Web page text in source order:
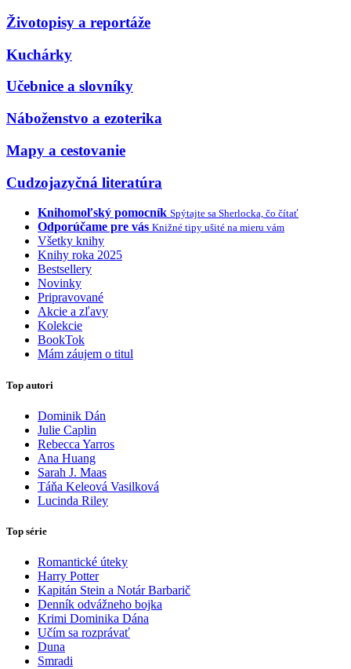
Životopisy a reportáže
Kuchárky
Učebnice a slovníky
Náboženstvo a ezoterika
Mapy a cestovanie
Cudzojazyčná literatúra
Knihomoľský pomocník Spýtajte sa Sherlocka, čo čítať
Odporúčame pre vás Knižné tipy ušité na mieru vám
Všetky knihy
Knihy roka 2025
Bestsellery
Novinky
Pripravované
Akcie a zľavy
Kolekcie
BookTok
Mám záujem o titul
Top autori
Dominik Dán
Julie Caplin
Rebecca Yarros
Ana Huang
Sarah J. Maas
Táňa Keleová Vasilková
Lucinda Riley
Top série
Romantické úteky
Harry Potter
Kapitán Stein a Notár Barbarič
Denník odvážneho bojka
Krimi Dominika Dána
Učím sa rozprávať
Duna
Smradi